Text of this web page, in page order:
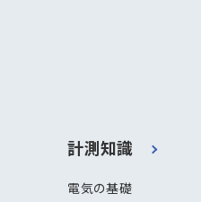
計測知識
電気の基礎